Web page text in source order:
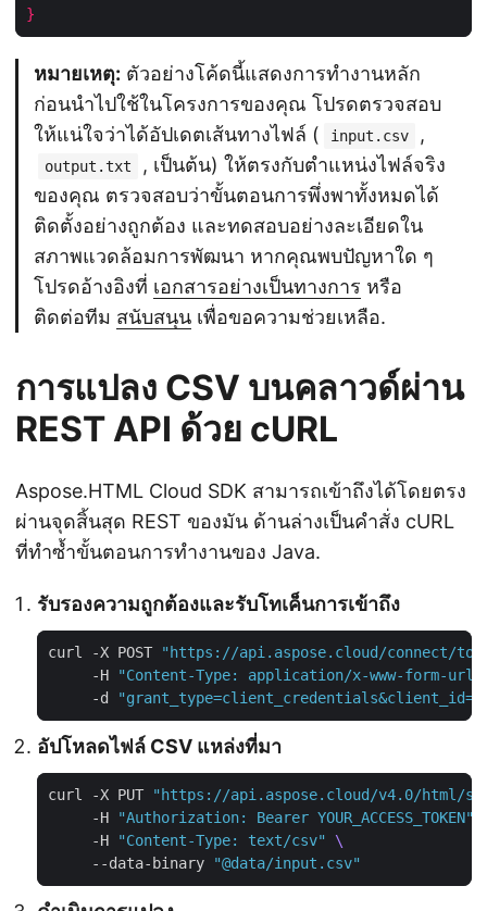
}
หมายเหตุ: ตัวอย่างโค้ดนี้แสดงการทำงานหลัก
ก่อนนำไปใช้ในโครงการของคุณ โปรดตรวจสอบ
ให้แน่ใจว่าได้อัปเดตเส้นทางไฟล์ (
input.csv ,
output.txt
, เป็นต้น) ให้ตรงกับตำแหน่งไฟล์จริง
ของคุณ ตรวจสอบว่าขั้นตอนการพึ่งพาทั้งหมดได้
ติดตั้งอย่างถูกต้อง และทดสอบอย่างละเอียดใน
สภาพแวดล้อมการพัฒนา หากคุณพบปัญหาใด ๆ
โปรดอ้างอิงที่ เอกสารอย่างเป็นทางการ หรือ
ติดต่อทีม สนับสนุน เพื่อขอความช่วยเหลือ.
การแปลง CSV บนคลาวด์ผ่าน
REST API ด้วย cURL
Aspose.HTML Cloud SDK สามารถเข้าถึงได้โดยตรง
ผ่านจุดสิ้นสุด REST ของมัน ด้านล่างเป็นคำสั่ง cURL
ที่ทำซ้ำขั้นตอนการทำงานของ Java.
รับรองความถูกต้องและรับโทเค็นการเข้าถึง
curl -X POST
"https://api.aspose.cloud/connect/
     -H
"Content-Type: application/x-www-form-
     -d
อัปโหลดไฟล์ CSV แหล่งที่มา
curl -X PUT
"https://api.aspose.cloud/v4.0/html/
     -H
"Authorization: Bearer YOUR_ACCESS_TOKEN"
     -H
"Content-Type: text/csv"
     --data-binary
"@data/input.csv"